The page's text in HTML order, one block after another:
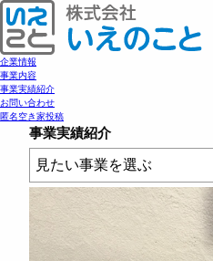
企業情報
事業内容
事業実績紹介
お問い合わせ
匿名空き家投稿
事業実績紹介